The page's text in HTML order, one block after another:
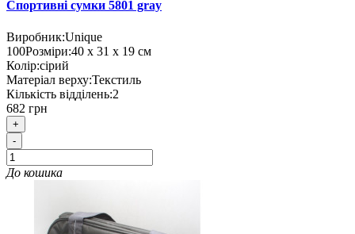
Спортивні сумки 5801 gray
Виробник:Unique
100Розміри:40 х 31 х 19 см
Колір:сірий
Матеріал верху:Текстиль
Кількість відділень:2
682 грн
+
-
До кошика